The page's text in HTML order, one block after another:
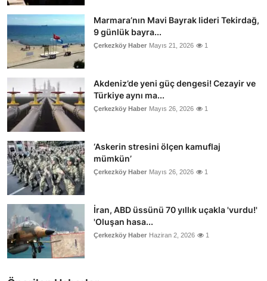
Marmara’nın Mavi Bayrak lideri Tekirdağ,
9 günlük bayra...
Çerkezköy Haber Mayıs 21, 2026 1
Akdeniz’de yeni güç dengesi! Cezayir ve
Türkiye aynı ma...
Çerkezköy Haber Mayıs 26, 2026 1
‘Askerin stresini ölçen kamuflaj
mümkün’
Çerkezköy Haber Mayıs 26, 2026 1
İran, ABD üssünü 70 yıllık uçakla 'vurdu!'
'Oluşan hasa...
Çerkezköy Haber Haziran 2, 2026 1